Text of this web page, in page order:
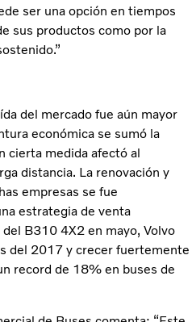
ser una opción en tiempos
sus productos como por la
del mercado fue aún mayor
económica se sumó la
cierta medida afectó al
distancia. La renovación y
empresas se fue
estrategia de venta
B310 4X2 en mayo, Volvo
del 2017 y crecer fuertemente
record de 18% en buses de